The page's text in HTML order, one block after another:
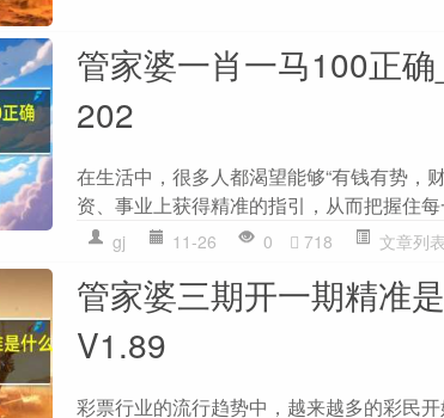
管家婆一肖一马100正
202
在生活中，很多人都渴望能够“有钱有势，
资、事业上获得精准的指引，从而把握住
gj 11-26 0 718 文章列表
管家婆三期开一期精准
V1.89
彩票行业的流行趋势中，越来越多的彩民